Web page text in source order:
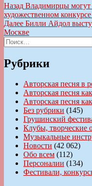
Навигация
по
записям
Назад Предыдущая
запись:
Владимирцы могут
художественном
Далее Следующая
запись:
Билли Айдол
Москве
Искать:
Рубрики
Авторская песня в
Авторская песня
Авторская песня
Без рубрики (145)
Грушинский
Клубы, творческие
Музыкальные
Новости (42 062)
Обо всем (112)
Персоналии (134)
Фестивали,